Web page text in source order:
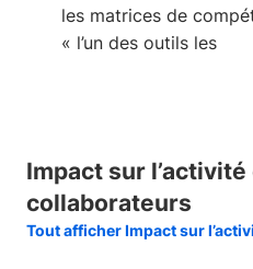
les matrices de
« l’un des outils les
Impact sur l’activité
collaborateurs
Tout afficher Impact sur